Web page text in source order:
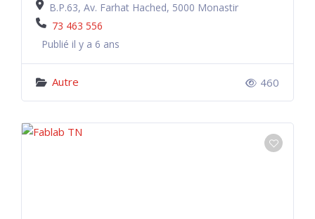
B.P.63, Av. Farhat Hached, 5000 Monastir
73 463 556
Publié il y a 6 ans
Autre 460